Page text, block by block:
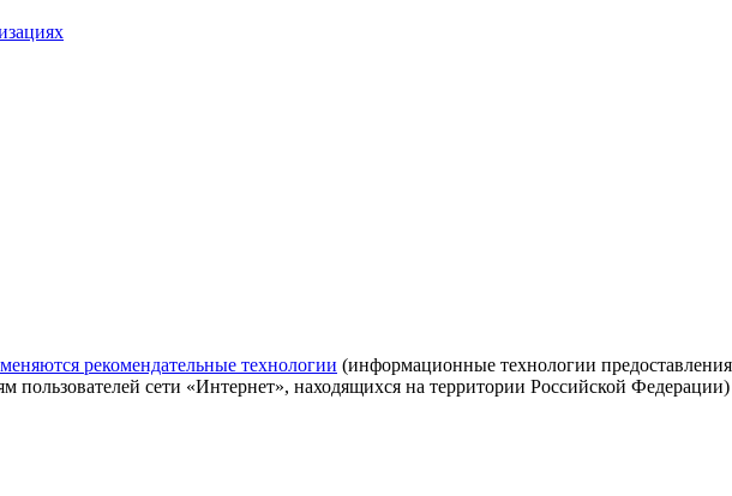
рекомендательные технологии (информационные технологии
пользователей сети «Интернет», находящихся на территории Российской Федерации)